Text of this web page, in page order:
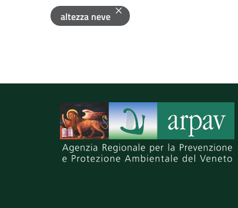
altezza neveRimuovi opzione